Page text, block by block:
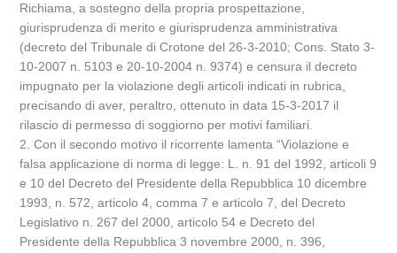
Richiama, a sostegno della propria prospettazione,
giurisprudenza di merito e giurisprudenza amministrativa
(decreto del Tribunale di Crotone del 26-3-2010; Cons. Stato 3-
10-2007 n. 5103 e 20-10-2004 n. 9374) e censura il decreto
impugnato per la violazione degli articoli indicati in rubrica,
precisando di aver, peraltro, ottenuto in data 15-3-2017 il
rilascio di permesso di soggiorno per motivi familiari.
2. Con il secondo motivo il ricorrente lamenta “Violazione e
falsa applicazione di norma di legge: L. n. 91 del 1992, articoli 9
e 10 del Decreto del Presidente della Repubblica 10 dicembre
1993, n. 572, articolo 4, comma 7 e articolo 7, del Decreto
Legislativo n. 267 del 2000, articolo 54 e Decreto del
Presidente della Repubblica 3 novembre 2000, n. 396,